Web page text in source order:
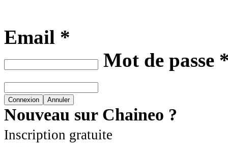
Email *
Mot de passe
Nouveau sur Chaineo ?
Inscription gratuite